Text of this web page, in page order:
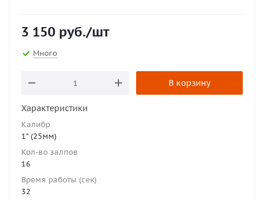
3 150 руб./шт
Много
В корзину
Характеристики
Калибр
1" (25мм)
Кол-во залпов
16
Время работы (сек)
32